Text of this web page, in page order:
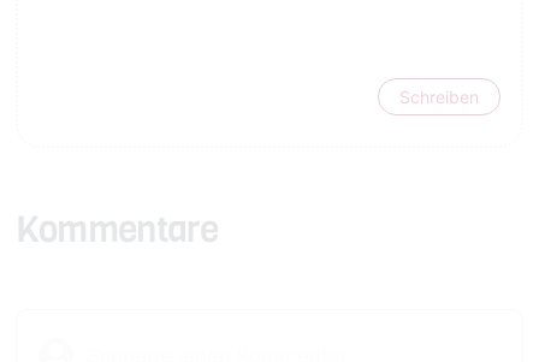
Schreiben
Kommentare